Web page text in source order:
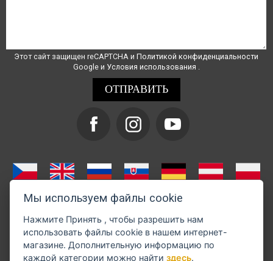
Этот сайт защищен reCAPTCHA и Политикой конфиденциальности
Google и Условия использования .
Оплату можно произвести через GoPay
Мы используем файлы cookie
Нажмите Принять , чтобы разрешить нам
использовать файлы cookie в нашем интернет-
магазине. Дополнительную информацию по
каждой категории можно найтиздесь.